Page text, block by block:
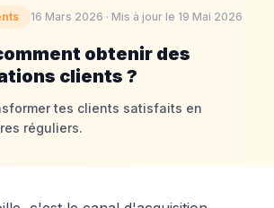
16 Mars 2026 · Mis à jour le 19 Mai 2026
obtenir des
clients ?
tes clients satisfaits en
réguliers.